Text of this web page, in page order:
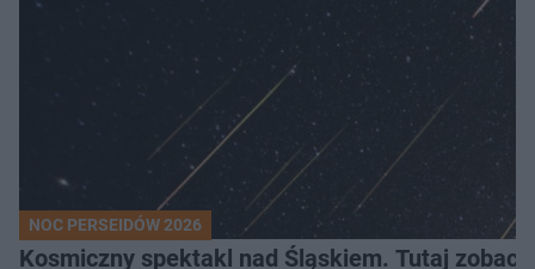
NOC PERSEIDÓW 2026
Kosmiczny spektakl nad Śląskiem. Tutaj